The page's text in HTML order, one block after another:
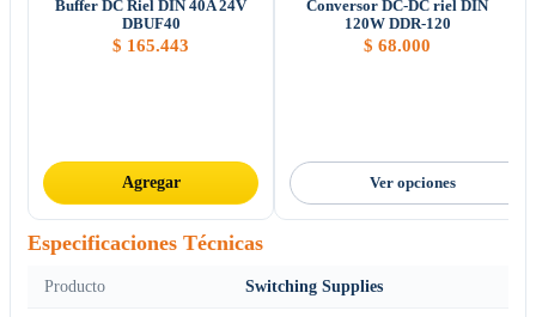
Buffer DC Riel DIN 40A 24V
DBUF40
$ 165.443
Agregar
Conversor DC-DC riel DIN
120W DDR-120
$ 68.000
Ver opciones
Especificaciones Técnicas
Producto Switching Supplies